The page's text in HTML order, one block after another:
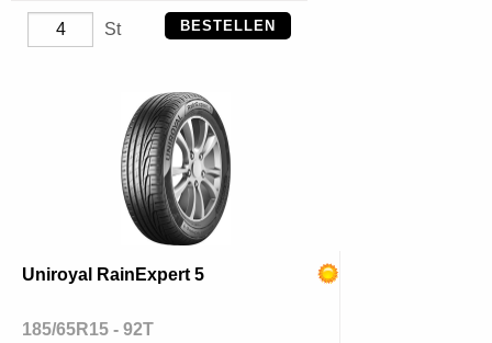
St BESTELLEN
Uniroyal RainExpert 5
185/65R15 - 92T